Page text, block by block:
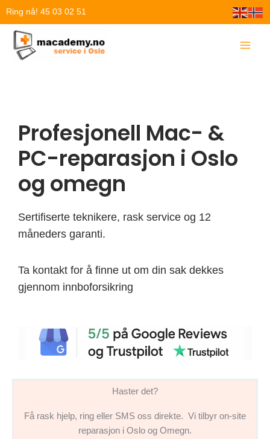
Hopp
innholdet
Ring nå! 45 03 02 51
Profesjonell Mac- &
PC-reparasjon i Oslo
og omegn
Sertifiserte teknikere, rask service og 12
måneders garanti.
Ta kontakt for å finne ut om din sak dekkes
gjennom innboforsikring
Haster det?
Få rask hjelp, ring eller SMS oss direkte. Vi tilbyr on-site
reparasjon i Oslo og Omegn.